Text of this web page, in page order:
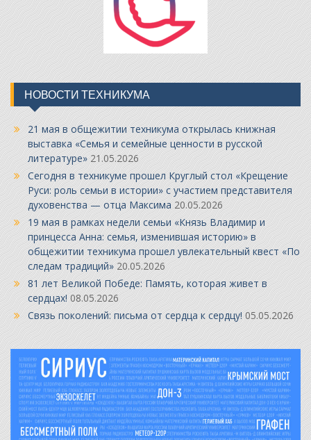
НОВОСТИ ТЕХНИКУМА
21 мая в общежитии техникума открылась книжная
выставка «Семья и семейные ценности в русской
литературе» 21.05.2026
Сегодня в техникуме прошел Круглый стол «Крещение
Руси: роль семьи в истории» с участием представителя
духовенства — отца Максима 20.05.2026
19 мая в рамках недели семьи «Князь Владимир и
принцесса Анна: семья, изменившая историю» в
общежитии техникума прошел увлекательный квест «По
следам традиций» 20.05.2026
81 лет Великой Победе: Память, которая живет в
сердцах! 08.05.2026
Связь поколений: письма от сердца к сердцу! 05.05.2026